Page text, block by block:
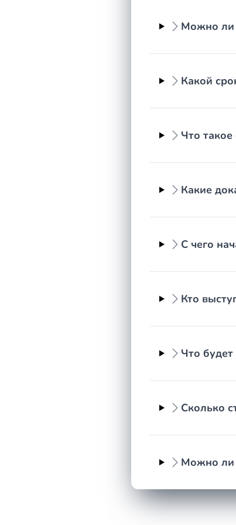
Простое незнание закона, занятость или
Иногда восстанавливать срок не
владение, оплата коммунальных услуг,
принявшим наследство. Важное условие:
иска суд определяет доли всех
Частые ошибки наследников
подают без нужных доказательств или
Качество доказательственной базы
свидетельство о смерти и документы,
документы на наследственное
медицинские справки, справки с
письменные показания свидетелей и
Юрист поможет определить, какие именно
Стоимость услуги в регионе
Можно ли
Какой
Что такое
Какие
С чего
Кто
Что
Сколько
Можно ли